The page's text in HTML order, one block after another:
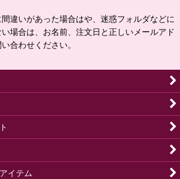
違いがあった場合はや、迷惑フォルダなどに
場合は、お名前、注文日と正しいメールアド
合わせください。
イテム